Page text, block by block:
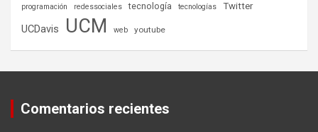
programación
redessociales tecnología tecnologías Twitter
UCDavis UCM web youtube
Comentarios recientes